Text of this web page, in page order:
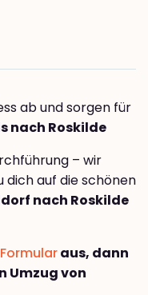
ab und sorgen für
nach Roskilde
– wir
dich auf die schönen
nach Roskilde
aus, dann
Umzug von